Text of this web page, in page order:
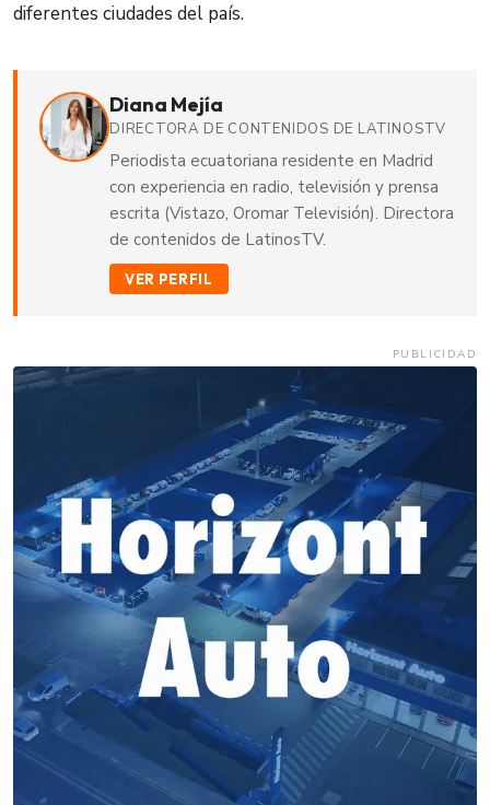
diferentes ciudades del país.
Diana Mejía
DIRECTORA DE CONTENIDOS DE LATINOSTV
Periodista ecuatoriana residente en Madrid
con experiencia en radio, televisión y prensa
escrita (Vistazo, Oromar Televisión). Directora
de contenidos de LatinosTV.
VER PERFIL
PUBLICIDAD